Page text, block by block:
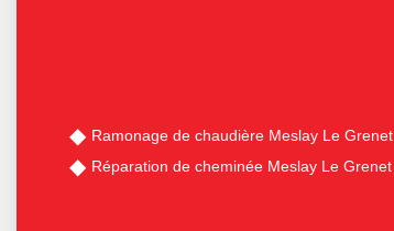
Ramonage de chaudière Meslay Le Grenet
Réparation de cheminée Meslay Le Grenet